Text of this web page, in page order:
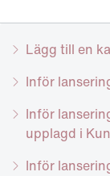
Lägg till en
Inför
Inför
upplagd i
Inför